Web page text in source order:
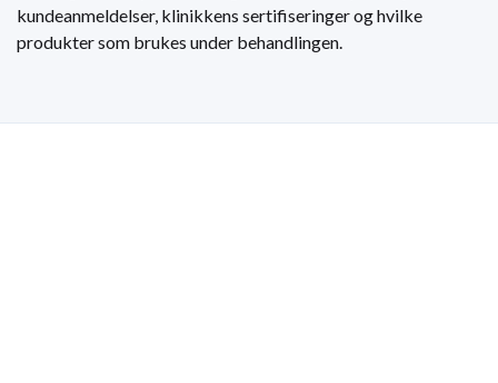
kundeanmeldelser, klinikkens sertifiseringer og hvilke
produkter som brukes under behandlingen.